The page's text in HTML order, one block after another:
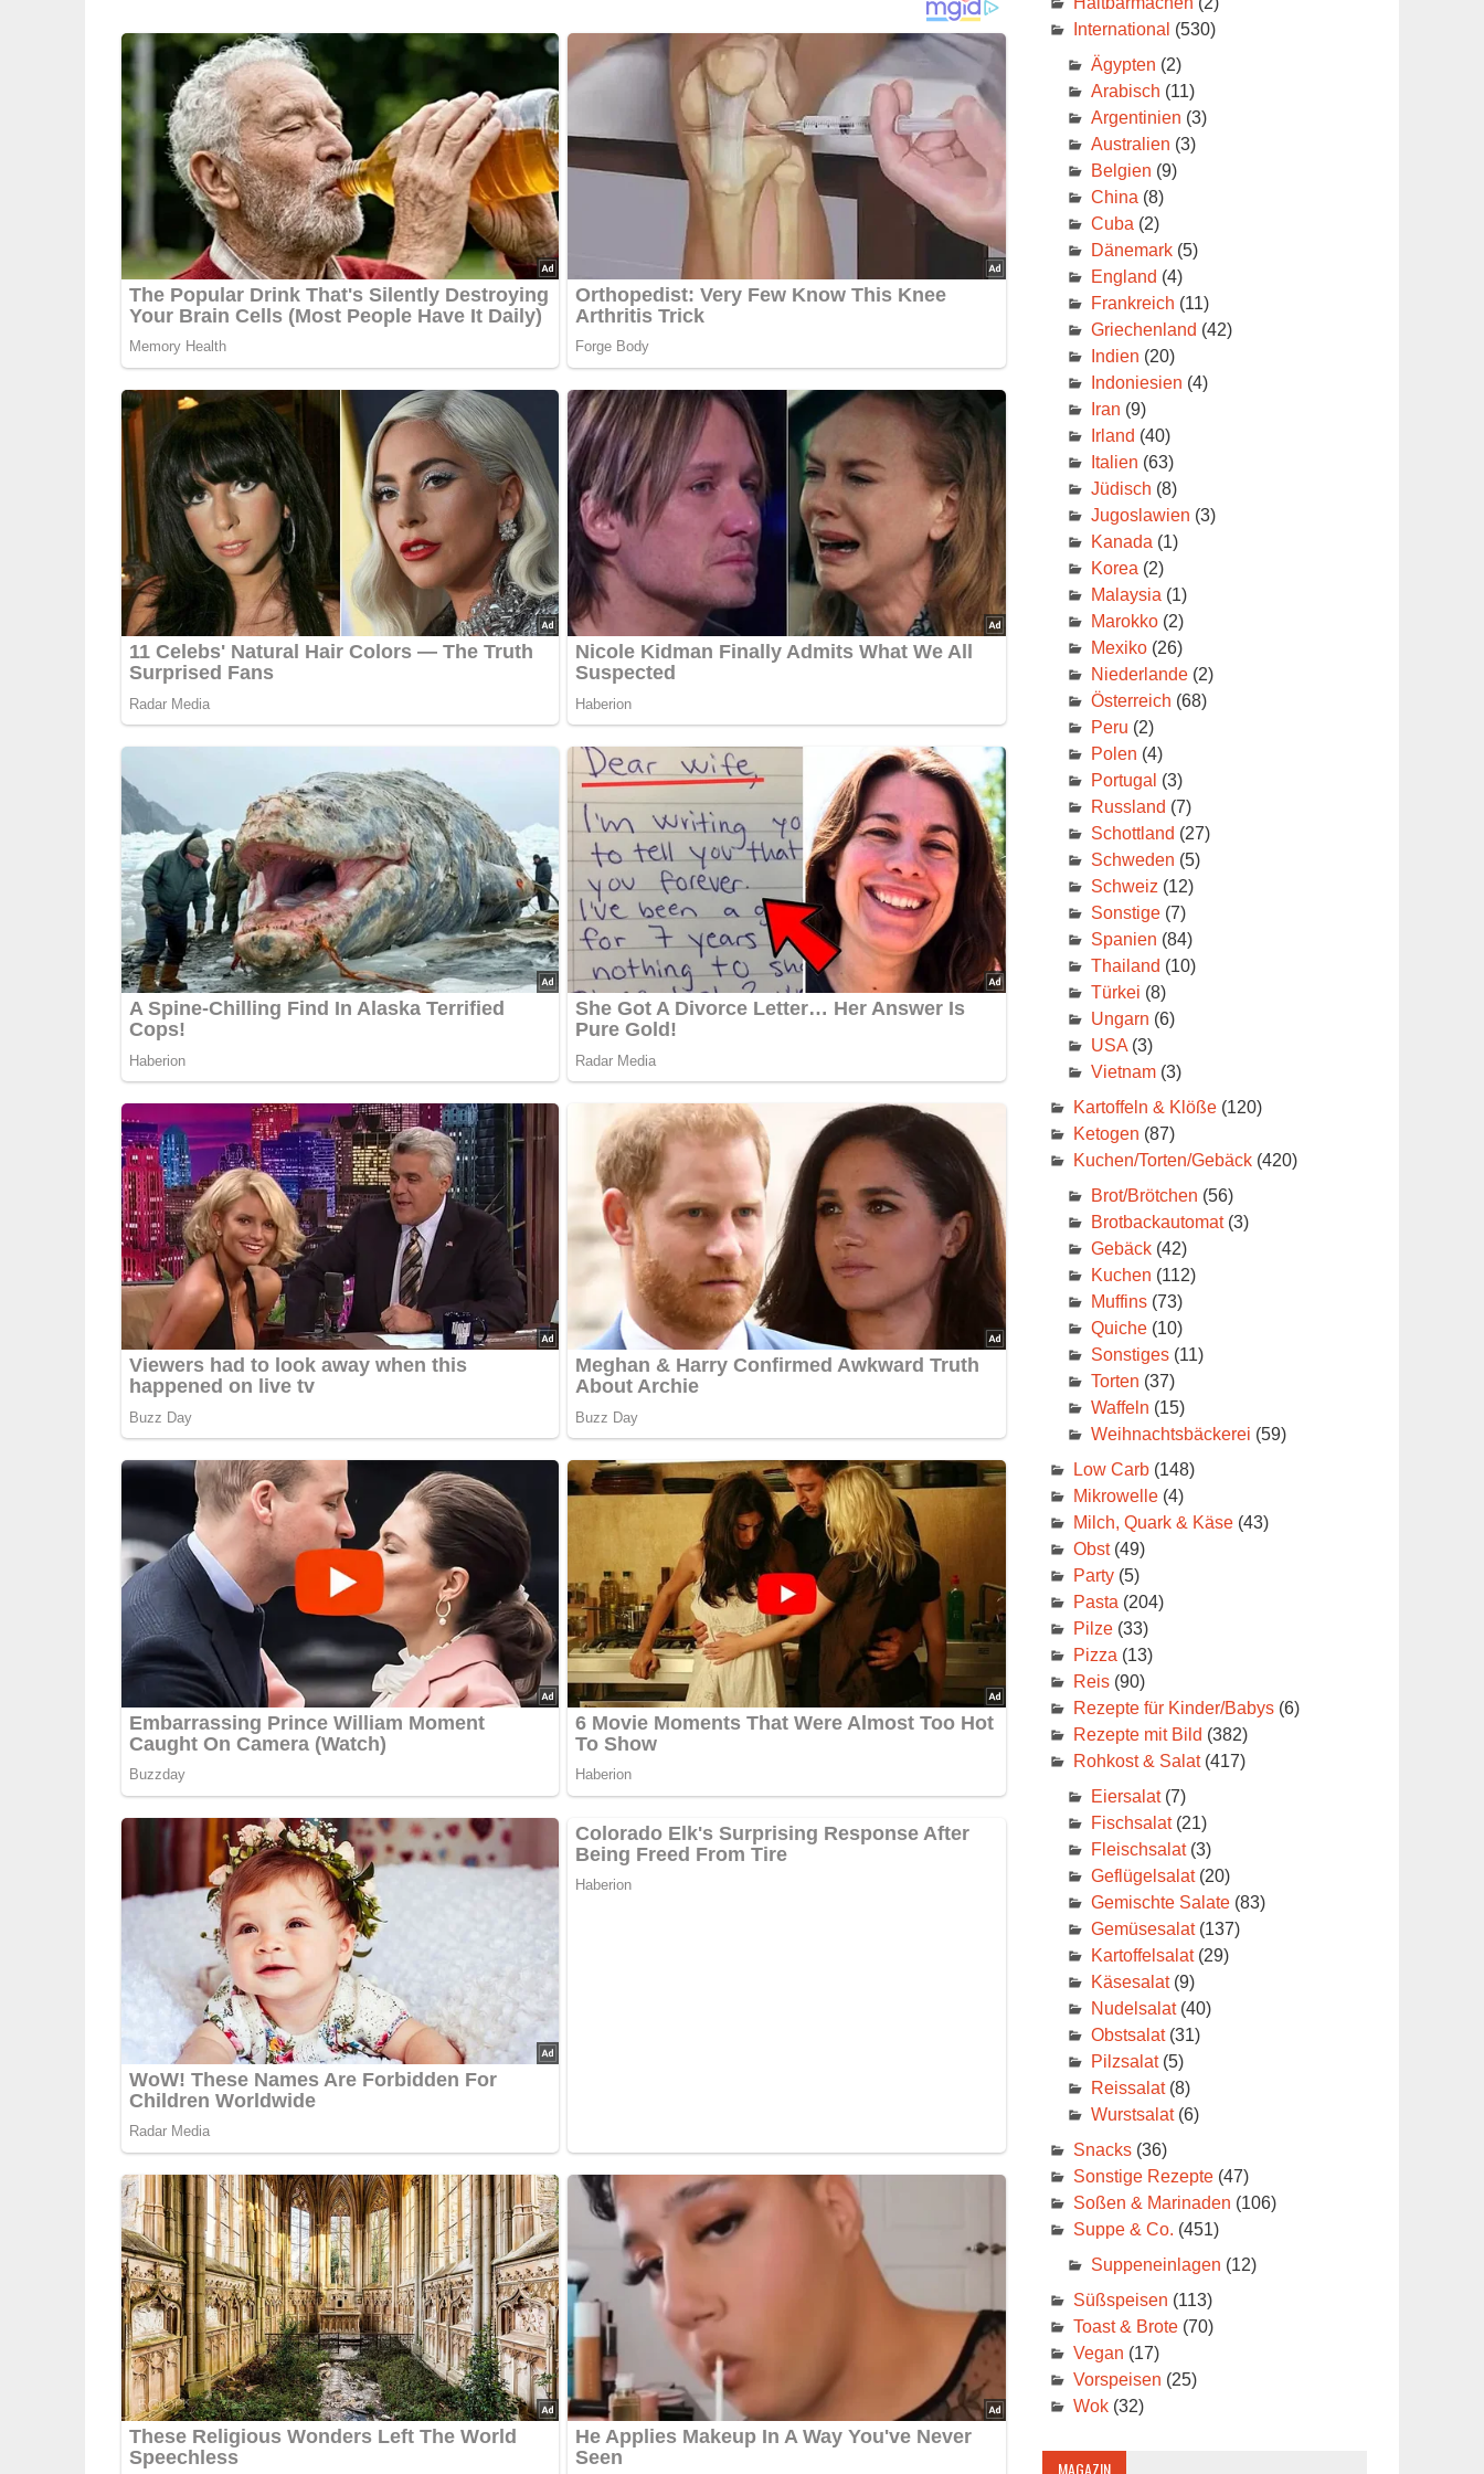
1 rote Chilischote
1 rote Paprikaschote
1 EL Rapsöl
1 Msp. Garam Masala
1 Msp. gemahlener Kurkuma
1 Msp. Koriander
1 Msp. Kreuzkümmel
Lob, Kritik, Fragen oder Anregungen zum Rezept? Dann hinterlasse doch bitte einen Kommentar am Ende
dieser Seite & auch eine Bewertung!
Und so wird es gemacht…
Die Linsen waschen, verlesen, in gut 125 ml kaltem Wasser aufsetzen, salzen und pfeffern und zugedeckt etwa
5–8 Minuten nicht zu weich garen.
Inzwischen die Frühlingszwiebeln putzen, waschen und in schräge Stücke und Ringe schneiden. Den
Knoblauch schälen und fein hacken. Die Chilischote entkernen, waschen und in feine Ringe schneiden. Mit
Küchenhandschuhen arbeiten, sonst sofort danach die Hände waschen. Die Paprikaschote waschen, vierteln,
Kerne und weiße Innenhäute entfernen und in feine Streifen schneiden.
Das Öl in einer beschichteten Pfanne erhitzen. Die Frühlingszwiebeln, den Knoblauch, die Chiliringe und die
Paprikastreifen darin unter Rühren etwa 2 Minuten braten. Die Gewürze zufügen, kurz mit anschwitzen, dann
die gekochten Linsen mit der Flüssigkeit dazugeben. Alles kurz verrühren und erhitzen, mit Salz und Pfeffer
abschmecken und heiß servieren.
Deine Rezept-Bewertung!?
5/5
International (530)
Ägypten (2)
Arabisch (11)
Argentinien (3)
Australien (3)
Belgien (9)
China (8)
Cuba (2)
Dänemark(5)
England (4)
Frankreich (11)
Griechenland (42)
Indien (20)
Indoniesien (4)
Iran (9)
Irland (40)
Italien (63)
Jüdisch (8)
Jugoslawien (3)
Kanada (1)
Korea (2)
Malaysia (1)
Marokko(2)
Mexiko(26)
Niederlande(2)
Österreich (68)
Peru (2)
Polen (4)
Portugal (3)
Russland (7)
Schottland (27)
Schweden (5)
Schweiz (12)
Sonstige(7)
Spanien (84)
Thailand (10)
Türkei (8)
Ungarn (6)
USA(3)
Vietnam(3)
Kartoffeln & Klöße(120)
Ketogen (87)
Kuchen/Torten/Gebäck(420)
Brot/Brötchen (56)
Brotbackautomat(3)
Gebäck(42)
Kuchen (112)
Muffins(73)
Quiche(10)
Sonstiges(11)
Torten (37)
Waffeln (15)
Weihnachtsbäckerei (59)
Low Carb(148)
Mikrowelle(4)
Milch, Quark & Käse(43)
Obst(49)
Party(5)
Pasta (204)
Pilze(33)
Pizza (13)
Reis(90)
Rezepte für Kinder/Babys(6)
Rezepte mit Bild (382)
Rohkost & Salat(417)
Eiersalat(7)
Fischsalat(21)
Fleischsalat(3)
Geflügelsalat(20)
Gemischte Salate(83)
Gemüsesalat(137)
Kartoffelsalat(29)
Käsesalat(9)
Nudelsalat(40)
Obstsalat(31)
Pilzsalat(5)
Reissalat(8)
Wurstsalat(6)
Snacks(36)
Sonstige Rezepte(47)
Soßen & Marinaden (106)
Suppe & Co. (451)
Suppeneinlagen (12)
Süßspeisen (113)
Toast & Brote(70)
Vegan (17)
Vorspeisen (25)
Wok(32)